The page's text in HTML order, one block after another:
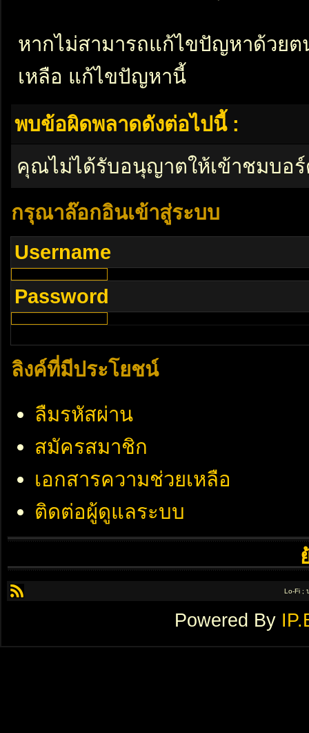
หากไม่สามารถแก้ไขปัญหาด้วย
เหลือ แก้ไขปัญหานี้
พบข้อผิดพลาดดังต่อไปนี้ :
คุณไม่ได้รับอนุญาตให้เข้าชมบอ
กรุณาล๊อกอินเข้าสู่ระบบ
Username
Password
ลิงค์ที่มีประโยชน์
ลืมรหัสผ่าน
สมัครสมาชิก
เอกสารความช่วยเหลือ
ติดต่อผู้ดูแลระบบ
Lo-Fi ;
Powered By